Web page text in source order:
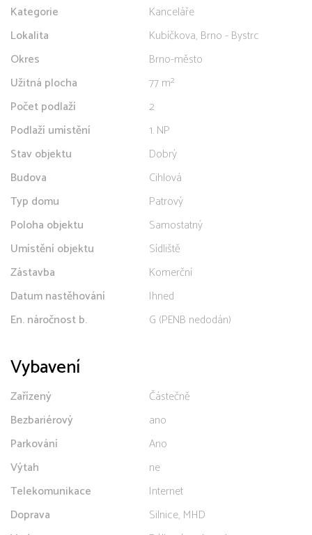
Kategorie
Kanceláře
Lokalita
Kubíčkova, Brno - Bystrc
Okres
Brno-město
Užitná plocha
77 m²
Počet podlaží
2
Podlaží umístění
1. NP
Stav objektu
Dobrý
Budova
Cihlová
Typ domu
Patrový
Poloha objektu
Samostatný
Umístění objektu
Sídliště
Zástavba
Komerční
Datum nastěhování
Ihned
En. náročnost b.
G (PENB nedodán)
Vybavení
Zařízený
Částečně
Bezbariérový
ano
Parkování
Ano
Výtah
ne
Telekomunikace
Internet
Doprava
Silnice, MHD